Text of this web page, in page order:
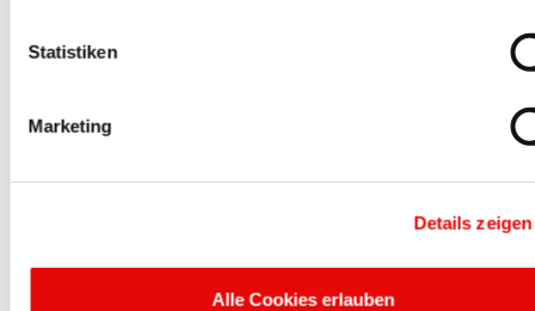
Statistiken
Marketing
Details zeigen
Alle Cookies erlauben
Bouchons universels pour tubes PVC pression